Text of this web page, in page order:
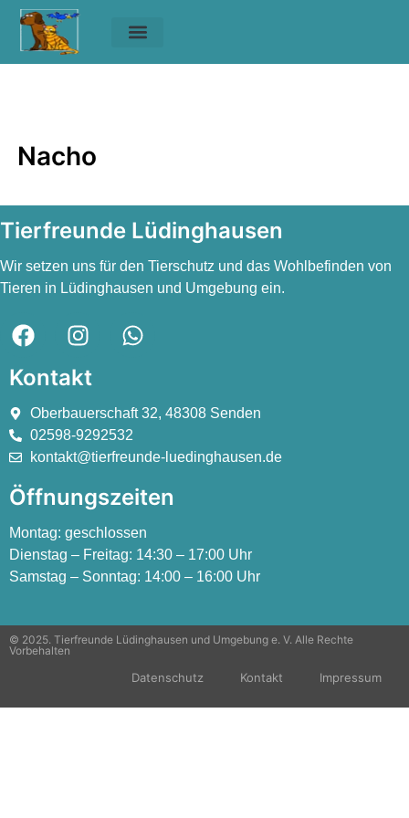
Nacho
Tierfreunde Lüdinghausen
Wir setzen uns für den Tierschutz und das Wohlbefinden von
Tieren in Lüdinghausen und Umgebung ein.
Kontakt
Oberbauerschaft 32, 48308 Senden
02598-9292532
kontakt@tierfreunde-luedinghausen.de
Öffnungszeiten
Montag: geschlossen
Dienstag – Freitag: 14:30 – 17:00 Uhr
Samstag – Sonntag: 14:00 – 16:00 Uhr
© 2025. Tierfreunde Lüdinghausen und Umgebung e. V. Alle Rechte
Vorbehalten
Datenschutz Kontakt Impressum